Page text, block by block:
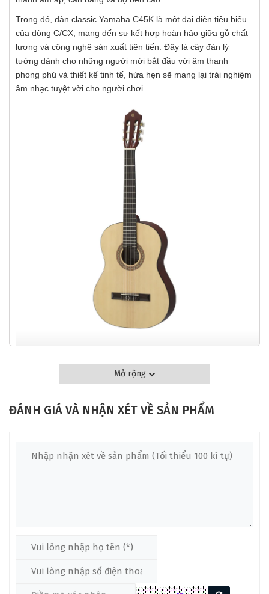
Trong đó, đàn classic Yamaha C45K là một đại diện tiêu biểu
của dòng C/CX, mang đến sự kết hợp hoàn hảo giữa gỗ chất
lượng và công nghệ sản xuất tiên tiến. Đây là cây đàn lý
tưởng dành cho những người mới bắt đầu với âm thanh
phong phú và thiết kế tinh tế, hứa hẹn sẽ mang lại trải nghiệm
âm nhạc tuyệt vời cho người chơi.
ĐẶC ĐIỂM VƯỢT TRỘI CỦA ĐÀN GUITAR CLASSIC
YAMAHA C45K
Yamaha C45K có dáng thân đàn kiểu CG Shape, mang lại âm
thanh tối ưu và sự thoải mái khi chơi.
Mở rộng
ĐÁNH GIÁ VÀ NHẬN XÉT VỀ SẢN PHẨM